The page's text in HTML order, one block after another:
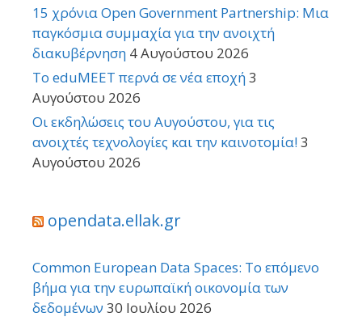
15 χρόνια Open Government Partnership: Μια
παγκόσμια συμμαχία για την ανοιχτή
διακυβέρνηση 4 Αυγούστου 2026
Το eduMEET περνά σε νέα εποχή3
Αυγούστου 2026
Οι εκδηλώσεις του Αυγούστου, για τις
ανοιχτές τεχνολογίες και την καινοτομία!3
Αυγούστου 2026
opendata.ellak.gr
Common European Data Spaces: Το επόμενο
βήμα για την ευρωπαϊκή οικονομία των
δεδομένων 30 Ιουλίου 2026